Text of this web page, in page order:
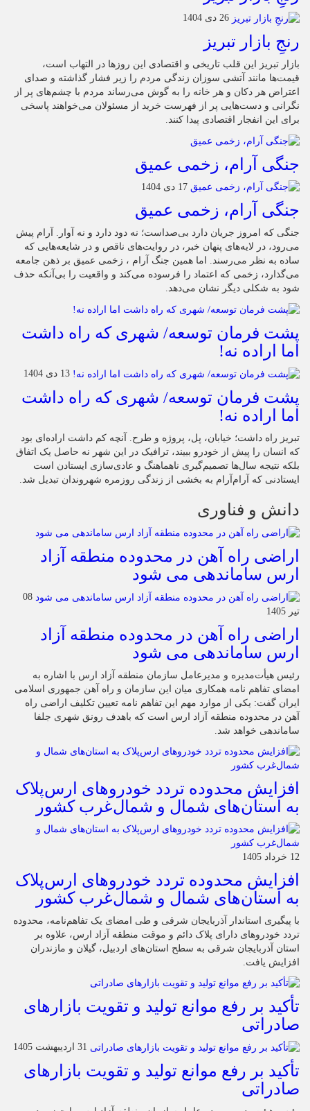
26 دی 1404
رنجِ بازار تبریز
بازار تبریز این قلب تاریخی و اقتصادی این روزها در التهاب است،
قیمت‌ها مانند آتشی سوزان زندگی مردم را زیر فشار گذاشته و صدای
اعتراض هر دکان و هر خانه را به گوش می‌رساند مردم با چشم‌های پر از
نگرانی و دست‌هایی پر از فهرست خرید از مسئولان می‌خواهند پاسخی
برای این انفجار اقتصادی پیدا کنند.
جنگی آرام، زخمی عمیق
17 دی 1404
جنگی آرام، زخمی عمیق
جنگی که امروز جریان دارد بی‌صداست؛ نه دود دارد و نه آوار. آرام پیش
می‌رود، در لایه‌های پنهان خبر، در روایت‌های ناقص و در شایعه‌هایی که
ساده به نظر می‌رسند. اما همین جنگ آرام ، زخمی عمیق بر ذهن جامعه
می‌گذارد، زخمی که اعتماد را فرسوده می‌کند و واقعیت را بی‌آنکه حذف
شود به شکلی دیگر نشان می‌دهد.
پشت فرمان توسعه/ شهری که راه داشت
اما اراده نه!
13 دی 1404
پشت فرمان توسعه/ شهری که راه داشت
اما اراده نه!
تبریز راه داشت؛ خیابان، پل، پروژه و طرح. آنچه کم داشت اراده‌ای بود
که انسان را پیش از خودرو ببیند، ترافیک در این شهر نه حاصل یک اتفاق
بلکه نتیجه سال‌ها تصمیم‌گیری ناهماهنگ و عادی‌سازی ایستادن است
ایستادنی که آرام‌آرام به بخشی از زندگی روزمره شهروندان تبدیل شد.
دانش و فناوری
اراضی راه آهن در محدوده منطقه آزاد
ارس ساماندهی می شود
08
تیر 1405
اراضی راه آهن در محدوده منطقه آزاد
ارس ساماندهی می شود
رئیس هیأت‌مدیره و مدیرعامل سازمان منطقه آزاد ارس با اشاره به
امضای تفاهم نامه همکاری میان این سازمان و راه آهن جمهوری اسلامی
ایران گفت: یکی از موارد مهم این تفاهم نامه تعیین تکلیف اراضی راه
آهن در محدوده منطقه آزاد ارس است که باهدف رونق شهری جلفا
ساماندهی خواهد شد.
افزایش محدوده تردد خودروهای ارس‌پلاک
به استان‌های شمال و شمال‌غرب کشور
12 خرداد 1405
افزایش محدوده تردد خودروهای ارس‌پلاک
به استان‌های شمال و شمال‌غرب کشور
با پیگیری استاندار آذربایجان شرقی و طی امضای یک تفاهم‌نامه، محدوده
تردد خودروهای دارای پلاک دائم و موقت منطقه آزاد ارس، علاوه بر
استان آذربایجان شرقی به سطح استان‌های اردبیل، گیلان و مازندران
افزایش یافت.
تأکید بر رفع موانع تولید و تقویت بازارهای
صادراتی
31 اردیبهشت 1405
تأکید بر رفع موانع تولید و تقویت بازارهای
صادراتی